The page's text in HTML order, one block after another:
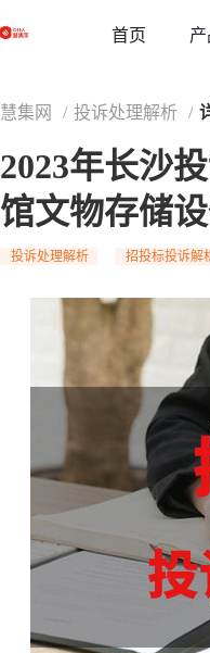
首页
慧集网 / 投诉处理解析 /
2023年长沙
馆文物存储
投诉处理解析 招投标投诉解